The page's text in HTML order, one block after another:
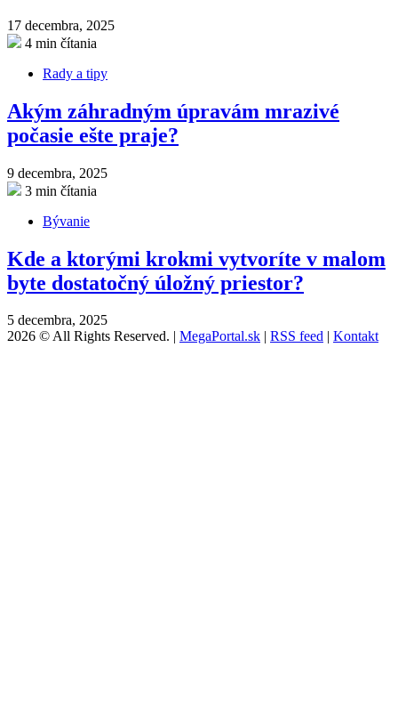
17 decembra, 2025
4 min čítania
Rady a tipy
Akým záhradným úpravám mrazivé
počasie ešte praje?
9 decembra, 2025
3 min čítania
Bývanie
Kde a ktorými krokmi vytvoríte v malom
byte dostatočný úložný priestor?
5 decembra, 2025
2026 © All Rights Reserved. | MegaPortal.sk RSS feed Kontakt